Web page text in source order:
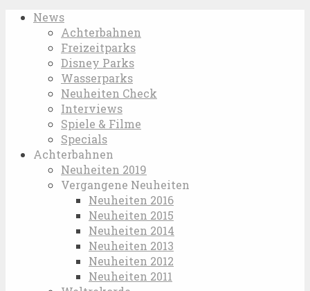
News
Achterbahnen
Freizeitparks
Disney Parks
Wasserparks
Neuheiten Check
Interviews
Spiele & Filme
Specials
Achterbahnen
Neuheiten 2019
Vergangene Neuheiten
Neuheiten 2016
Neuheiten 2015
Neuheiten 2014
Neuheiten 2013
Neuheiten 2012
Neuheiten 2011